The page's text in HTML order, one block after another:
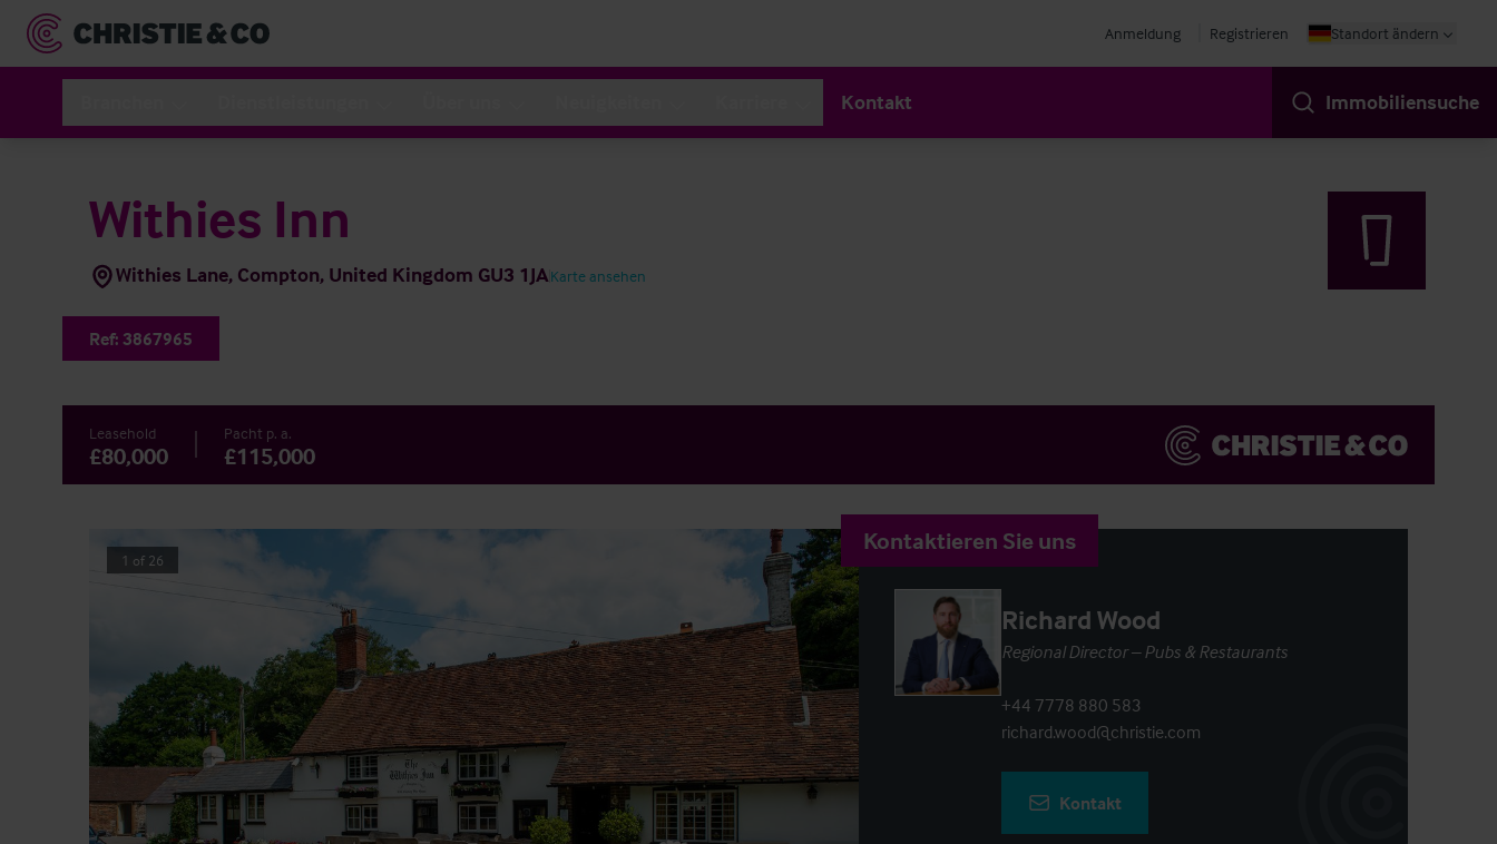
Anmeldung Registrieren Standort ändern
Kontakt Immobiliensuche
Withies Inn
Withies Lane, Compton, United Kingdom GU3 1JAKarte ansehen
Ref: 3867965
Leasehold
£80,000
Pacht p. a.
£115,000
1 of 26
Kontaktieren Sie uns
Richard Wood
Regional Director – Pubs & Restaurants
+44 7778 880 583
richard.wood@christie.com
Kontakt